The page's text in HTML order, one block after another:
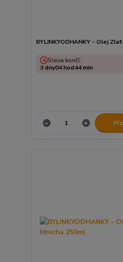
BYLINKYODHANKY - Olej
Sleva končí:
3 dny04hod44min